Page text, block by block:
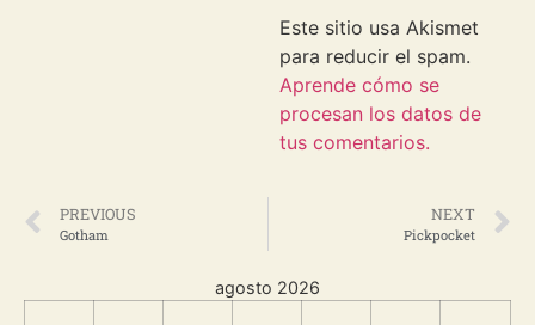
Este sitio usa Akismet
para reducir el spam.
Aprende cómo se
procesan los datos de
tus comentarios.
PREVIOUS
Gotham
NEXT
Pickpocket
agosto 2026